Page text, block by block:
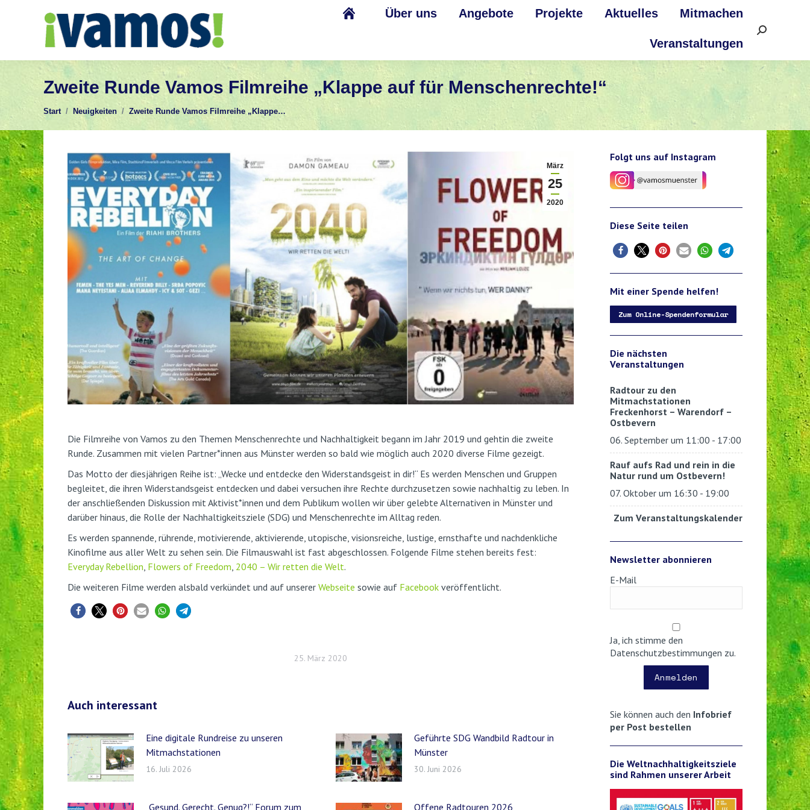
Über uns Angebote Projekte Aktuelles Mitmachen
Veranstaltungen
Search:
Zweite Runde Vamos Filmreihe „Klappe auf für Menschenrechte!“
Sie befinden sich hier:
Start Neuigkeiten Zweite Runde Vamos Filmreihe „Klappe…
März
25
2020
Die Filmreihe von Vamos zu den Themen Menschenrechte und Nachhaltigkeit begann im Jahr 2019 und gehtin die zweite
Runde. Zusammen mit vielen Partner*innen aus Münster werden so bald wie möglich auch 2020 diverse Filme gezeigt.
Das Motto der diesjährigen Reihe ist: „Wecke und entdecke den Widerstandsgeist in dir!“ Es werden Menschen und Gruppen
begleitet, die ihren Widerstandsgeist entdecken und dabei versuchen ihre Rechte durchzusetzen sowie nachhaltig zu leben. In
der anschließenden Diskussion mit Aktivist*innen und dem Publikum wollen wir über gelebte Alternativen in Münster und
darüber hinaus, die Rolle der Nachhaltigkeitsziele (SDG) und Menschenrechte im Alltag reden.
Es werden spannende, rührende, motivierende, aktivierende, utopische, visionsreiche, lustige, ernsthafte und nachdenkliche
Kinofilme aus aller Welt zu sehen sein. Die Filmauswahl ist fast abgeschlossen. Folgende Filme stehen bereits fest:
Everyday Rebellion Flowers of Freedom 2040 – Wir retten die Welt.
Die weiteren Filme werden alsbald verkündet und auf unserer Webseite sowie auf Facebook veröffentlicht.
25. März 2020
Auch interessant
Eine digitale Rundreise zu unseren
Mitmachstationen
16. Juli 2026
Geführte SDG Wandbild Radtour in
Münster
30. Juni 2026
„Gesund. Gerecht. Genug?!“ Forum zum Offene Radtouren 2026
Folgt uns auf Instagram
Diese Seite teilen
Mit einer Spende helfen!
Zum Online-Spendenformular
Die nächsten
Veranstaltungen
Radtour zu den
Mitmachstationen
Freckenhorst – Warendorf –
Ostbevern
06. September um 11:00 - 17:00
Rauf aufs Rad und rein in die
Natur rund um Ostbevern!
07. Oktober um 16:30 - 19:00
Zum Veranstaltungskalender
Newsletter abonnieren
E-Mail
Ja, ich stimme den
Datenschutzbestimmungen zu.
Anmelden
Sie können auch den Infobrief
per Post bestellen
Die Weltnachhaltigkeitsziele
sind Rahmen unserer Arbeit